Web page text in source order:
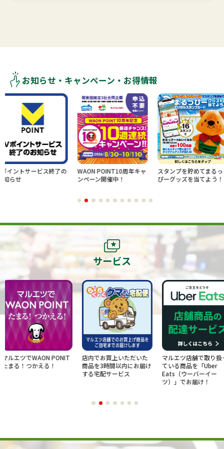
お知らせ・キャンペーン・お得情報
ス終了の
WAON POINT10周年キャ
ンペーン開催中！
スタンプを貯めてまるっ
ぴーグッズを当てよう！
新規ログ
でのお買
サービス
PONIT
る！
店内でお買上いただいた
商品を3時間以内にお届け
する宅配サービス
マルエツ店舗で取り扱っ
ている商品を「Uber
Eats（ウーバーイー
ツ）」でお届け！
お得な
け！お